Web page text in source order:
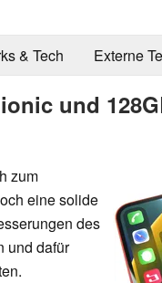
& Tech Externe
und
zum
eine solide
des
und dafür